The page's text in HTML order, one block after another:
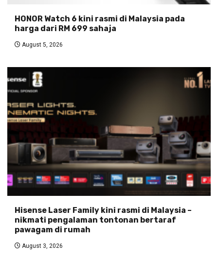
HONOR Watch 6 kini rasmi di Malaysia pada
harga dari RM 699 sahaja
August 5, 2026
Hisense Laser Family kini rasmi di Malaysia –
nikmati pengalaman tontonan bertaraf
pawagam di rumah
August 3, 2026